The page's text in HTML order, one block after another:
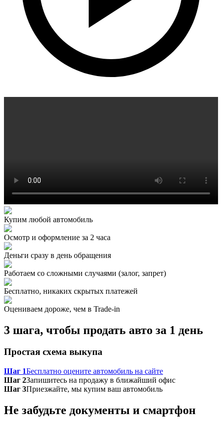
Купим любой автомобиль
Осмотр и оформление за 2 часа
Деньги сразу в день обращения
Работаем со сложными случаями (залог, запрет)
Бесплатно, никаких скрытых платежей
Оцениваем дороже, чем в Trade‑in
3 шага, чтобы продать авто за 1 день
Простая схема выкупа
Шаг 1Бесплатно оцените автомобиль на сайте
Шаг 2Запишитесь на продажу в ближайший офис
Шаг 3Приезжайте, мы купим ваш автомобиль
Не забудьте документы и смартфон